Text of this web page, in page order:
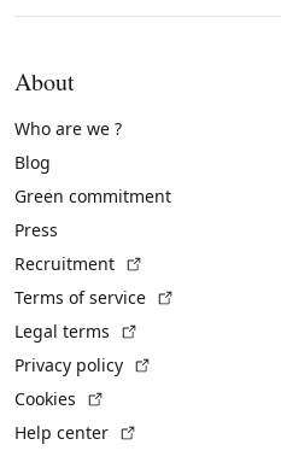
About
Who are we ?
Blog
Green commitment
Press
Recruitment
Terms of service
Legal terms
Privacy policy
Cookies
Help center